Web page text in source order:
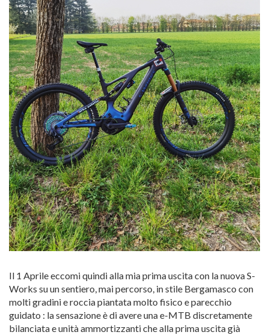
Il 1 Aprile eccomi quindi alla mia prima uscita con la nuova S-
Works su un sentiero, mai percorso, in stile Bergamasco con
molti gradini e roccia piantata molto fisico e parecchio
guidato : la sensazione è di avere una e-MTB discretamente
bilanciata e unità ammortizzanti che alla prima uscita già